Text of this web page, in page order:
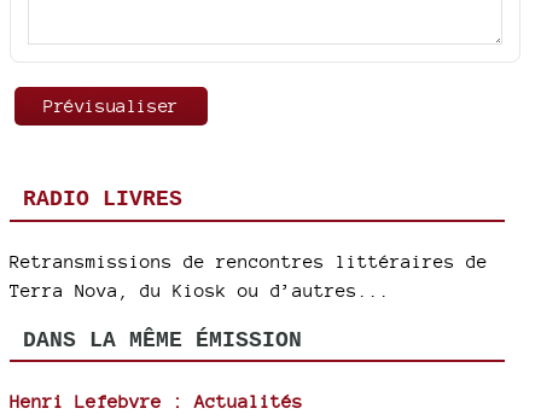
RADIO LIVRES
Retransmissions de rencontres littéraires de
Terra Nova, du Kiosk ou d’autres...
DANS LA MÊME ÉMISSION
Henri Lefebvre : Actualités